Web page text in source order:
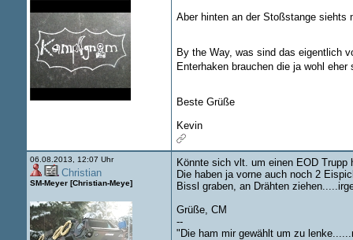
Aber hinten an der Stoßstange siehts
By the Way, was sind das eigentlich
Enterhaken brauchen die ja wohl
Beste Grüße
Kevin
06.08.2013, 12:07 Uhr
Christian
SM-Meyer [Christian-Meye]
Könnte sich vlt. um einen EOD Trupp
Die haben ja vorne auch noch 2
Bissl graben, an Drähten
Grüße, CM
--
"Die ham mir gewählt um zu